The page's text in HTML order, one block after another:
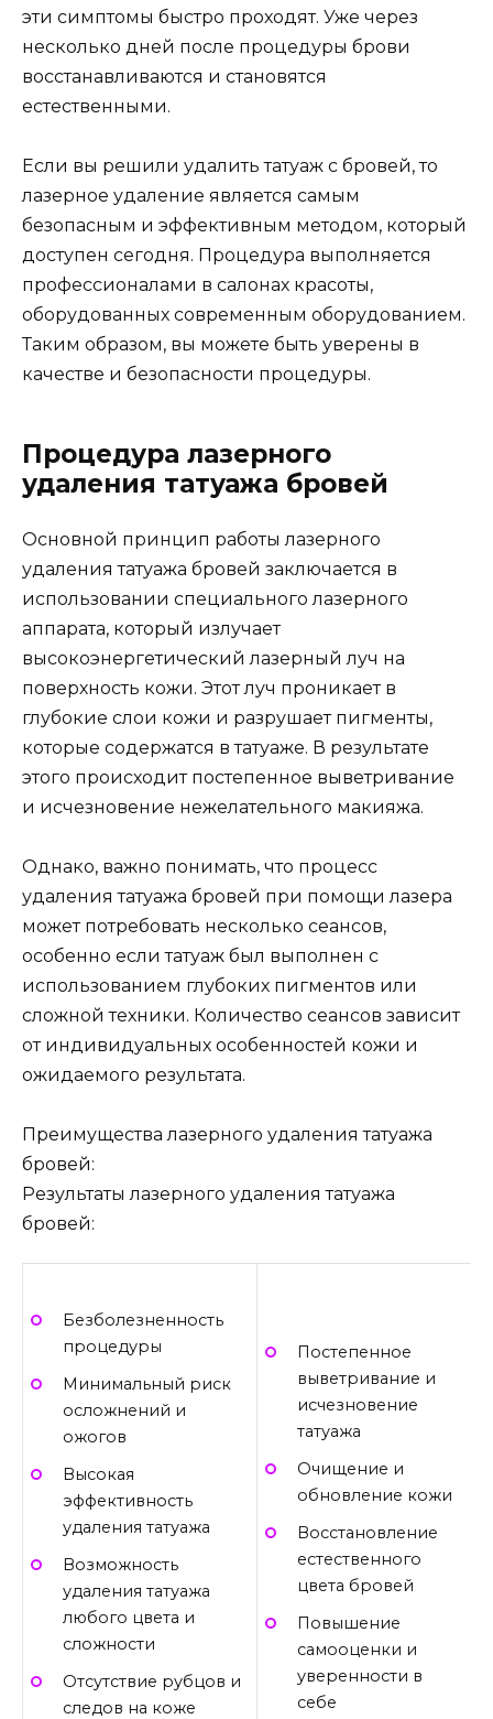
эти симптомы быстро проходят. Уже через
несколько дней после процедуры брови
восстанавливаются и становятся
естественными.
Если вы решили удалить татуаж с бровей, то
лазерное удаление является самым
безопасным и эффективным методом, который
доступен сегодня. Процедура выполняется
профессионалами в салонах красоты,
оборудованных современным оборудованием.
Таким образом, вы можете быть уверены в
качестве и безопасности процедуры.
Процедура лазерного
удаления татуажа бровей
Основной принцип работы лазерного
удаления татуажа бровей заключается в
использовании специального лазерного
аппарата, который излучает
высокоэнергетический лазерный луч на
поверхность кожи. Этот луч проникает в
глубокие слои кожи и разрушает пигменты,
которые содержатся в татуаже. В результате
этого происходит постепенное выветривание
и исчезновение нежелательного макияжа.
Однако, важно понимать, что процесс
удаления татуажа бровей при помощи лазера
может потребовать несколько сеансов,
особенно если татуаж был выполнен с
использованием глубоких пигментов или
сложной техники. Количество сеансов зависит
от индивидуальных особенностей кожи и
ожидаемого результата.
Преимущества лазерного удаления татуажа
бровей:
Результаты лазерного удаления татуажа
бровей:
Безболезненность
процедуры
Минимальный риск
осложнений и
ожогов
Высокая
эффективность
удаления татуажа
Возможность
удаления татуажа
любого цвета и
сложности
Отсутствие рубцов и
следов на коже
Постепенное
выветривание и
исчезновение
татуажа
Очищение и
обновление кожи
Восстановление
естественного
цвета бровей
Повышение
самооценки и
уверенности в
себе